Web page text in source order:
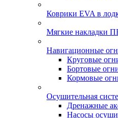
Коврики EVA в
Мягкие накладки
Навигационные
Круговые
Бортовые
Кормовые
Осушительная
Дренажные
Насосы